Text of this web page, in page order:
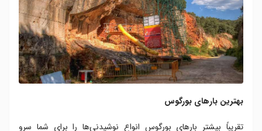
بهترین بارهای بورگوس
تقریباً بیشتر بارهای بورگوس انواع نوشیدنی‌ها را برای شما سرو